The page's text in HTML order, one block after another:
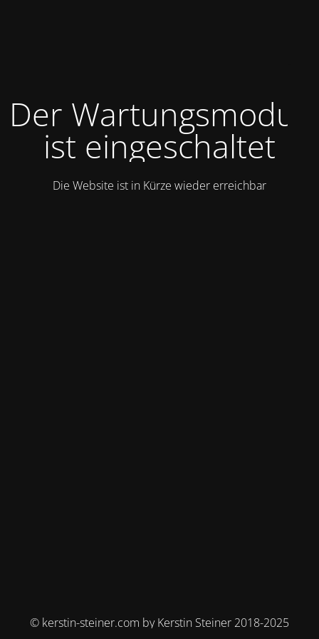
Der Wartungsmodus
ist eingeschaltet
Die Website ist in Kürze wieder erreichbar
© kerstin-steiner.com by Kerstin Steiner 2018-2025